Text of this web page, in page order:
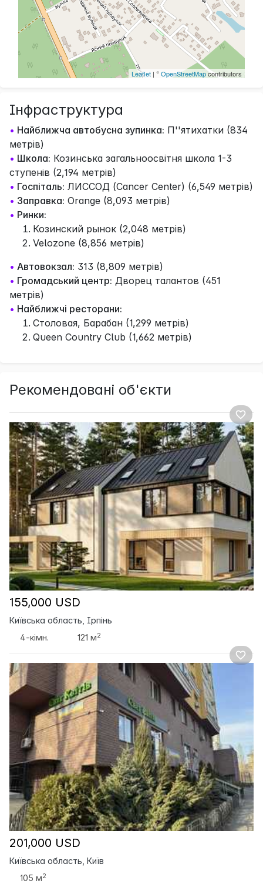
Leaflet | ©OpenStreetMapcontributors
Інфраструктура
• Найближча автобусна зупинка: П''ятихатки (834
метрів)
• Школа: Козинська загальноосвітня школа 1-3
ступенів (2,194 метрів)
• Госпіталь: ЛИССОД (Cancer Center) (6,549 метрів)
• Заправка: Orange (8,093 метрів)
• Ринки:
Козинский рынок (2,048 метрів)
Velozone (8,856 метрів)
• Автовокзал: 313 (8,809 метрів)
• Громадський центр: Дворец талантов (451
метрів)
• Найближчі ресторани:
Столовая, Барабан (1,299 метрів)
Queen Country Club (1,662 метрів)
Рекомендовані об'єкти
155,000 USD
Київська область, Ірпінь
4-кімн.
121 м2
201,000 USD
Київська область, Київ
105 м2